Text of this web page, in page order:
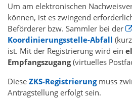
Um am elektronischen
können, ist es zwingend
Beförderer bzw. Sammler bei der
Koordinierungsstelle-Abfall (kurz
ist. Mit der Registrierung wird ein
Empfangszugang(virtuelles
Diese ZKS-Registrierungmuss
Antragstellung erfolgt sein.